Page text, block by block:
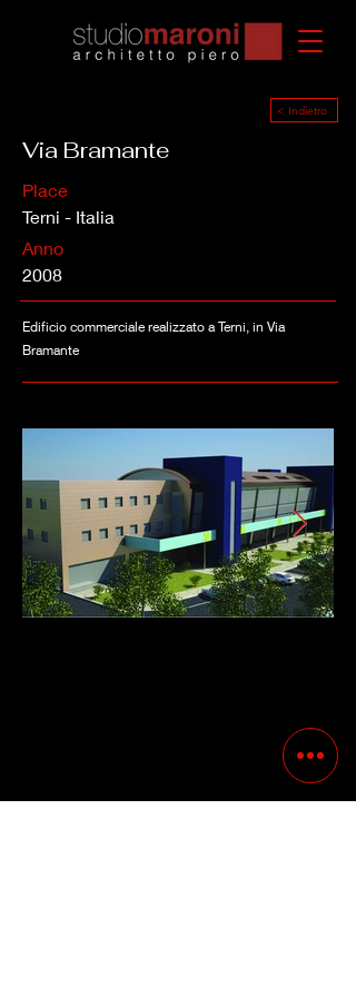
< Indietro
Via Bramante
Place
Terni - Italia
Anno
2008
Edificio commerciale realizzato a Terni, in Via
Bramante